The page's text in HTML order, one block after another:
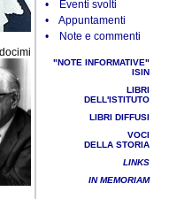
• Eventi svolti
• Appuntamenti
• Note e commenti
"NOTE INFORMATIVE"
ISIN
LIBRI
DELL'ISTITUTO
LIBRI DIFFUSI
VOCI
DELLA STORIA
LINKS
IN MEMORIAM